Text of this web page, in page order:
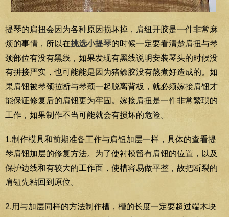
提琴的肩扭会因为各种原因损坏掉，肩纽开胶是一件非常麻
烦的事情，所以在挑选小提琴的时候一定要看清楚肩扭与琴
颈部位有没有黑线，如果发现有黑线说明安装琴头的时候没
有拼接严实，也可能能是因为猪鳔胶没有熬煮好造成的。如
果肩钮被琴颈拉断与琴颈一起脱离背板，就必须嫁接肩钮才
能保证修复后的肩钮更为牢固。嫁接肩扭是一件非常繁琐的
工作，如果制作不当可能就会有损坏的危险。
1.制作模具和前期准备工作与肩钮加层一样，具体的查看提
琴肩钮加层的修复方法。为了使衬模留有肩钮的位置，以及
保护边线和有较大的工作面，使槽容易做平整，故把断裂的
肩钮先粘回到原位。
2.用与加层同样的方法制作槽，槽的长度一定要超过端木块